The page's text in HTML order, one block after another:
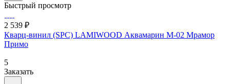
Быстрый просмотр
2 539 ₽
Кварц-винил (SPC) LAMIWOOD Аквамарин M-02 Мрамор
Примо
5
Заказать